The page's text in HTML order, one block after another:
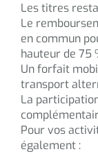
Les titres
Le
en commun
hauteur de 75
Un forfait
transport
La
Pour vos
également :